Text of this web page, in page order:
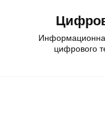
цифрового